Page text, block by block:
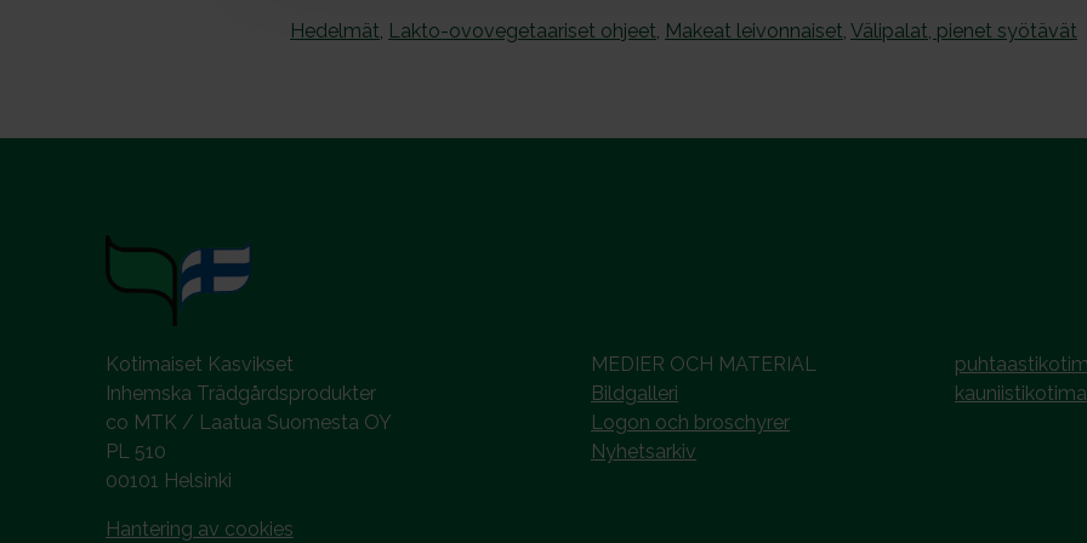
Hedelmät, Lakto-ovovegetaariset ohjeet, Makeat leivonnaiset, Välipalat, pienet syötävät
Kotimaiset Kasvikset
Inhemska Trädgårdsprodukter
co MTK / Laatua Suomesta OY
PL 510
00101 Helsinki
Hantering av cookies
MEDIER OCH MATERIAL
Bildgalleri
Logon och broschyrer
Nyhetsarkiv